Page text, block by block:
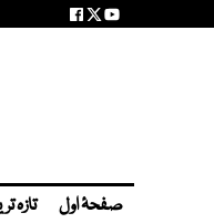
صفحۂ اول تازہ